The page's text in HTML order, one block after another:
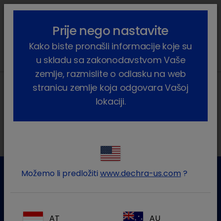
lock_outline search menu
2025
Za više informacija molim kontaktirajte našu Službu za
Prije nego nastavite
Kako biste pronašli informacije koje su
u skladu sa zakonodavstvom Vaše
zemlje, razmislite o odlasku na web
stranicu zemlje koja odgovara Vašoj
lokaciji.
Možemo li predložiti www.dechra-us.com ?
AT AU